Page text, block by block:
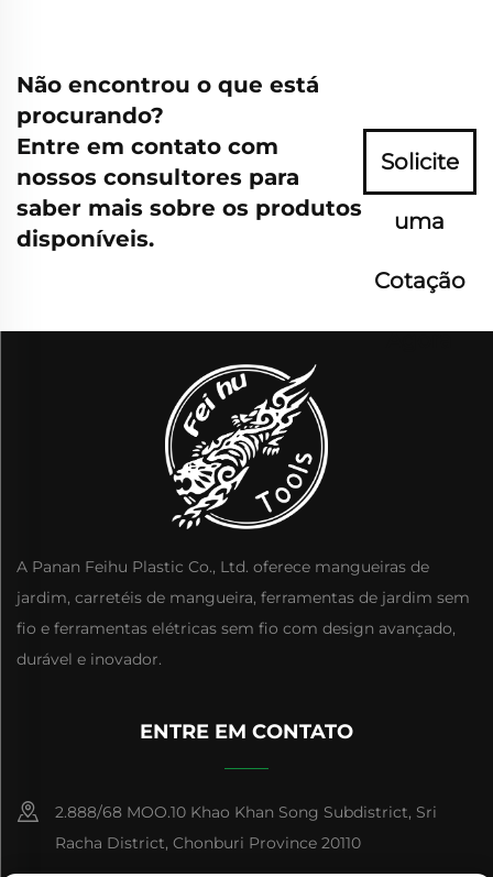
Não encontrou o que está
procurando?
Entre em contato com
nossos consultores para
saber mais sobre os produtos
disponíveis.
Solicite
uma
Cotação
Agora
A Panan Feihu Plastic Co., Ltd. oferece mangueiras de
jardim, carretéis de mangueira, ferramentas de jardim sem
fio e ferramentas elétricas sem fio com design avançado,
durável e inovador.
ENTRE EM CONTATO
2.888/68 MOO.10 Khao Khan Song Subdistrict, Sri
Racha District, Chonburi Province 20110